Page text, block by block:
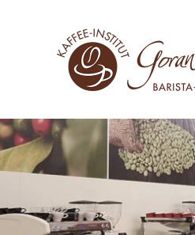
Zum Hauptinhalt springen